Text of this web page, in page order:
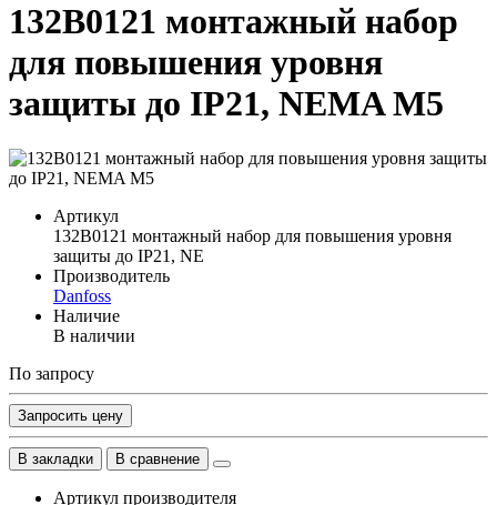
132B0121 монтажный набор
для повышения уровня
защиты до IP21, NEMA M5
Артикул
132B0121 монтажный набор для повышения уровня
защиты до IP21, NE
Производитель
Danfoss
Наличие
В наличии
По запросу
Запросить цену
В закладки В сравнение
Артикул производителя